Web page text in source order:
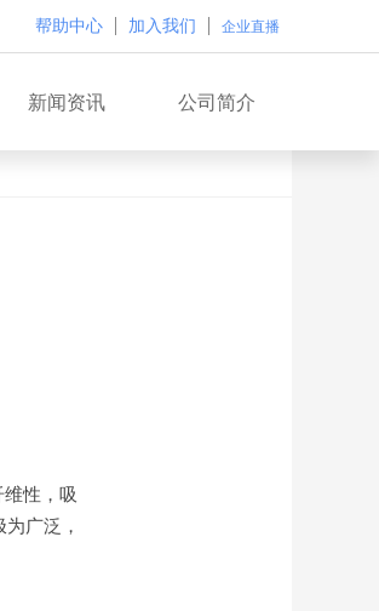
帮助中心 加入我们 企业直播
新闻资讯 公司简介
性，吸
广泛，